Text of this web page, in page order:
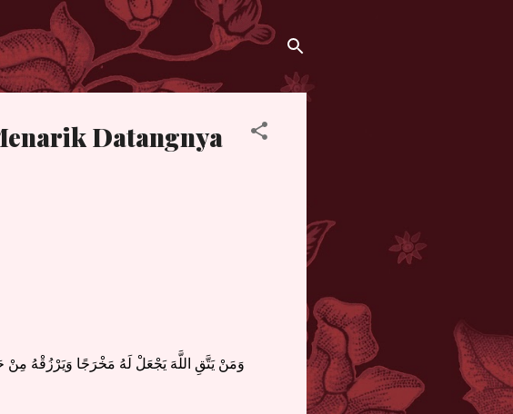
Datangnya
وَمَنْ يَتَّقِ اللَّهَ يَجْعَلْ لَهُ مَخْرَجًا وَيَرْزُقْهُ مِنْ